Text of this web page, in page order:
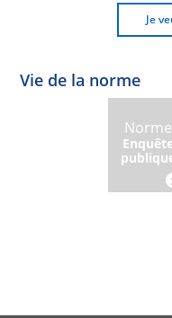
Je
Vie de la norme
Norme